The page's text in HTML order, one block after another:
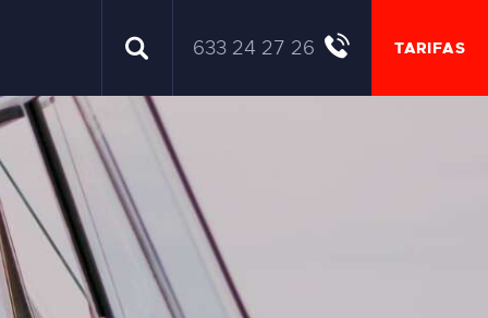
633 24 27 26 TARIFAS